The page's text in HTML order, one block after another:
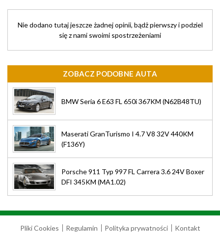
Nie dodano tutaj jeszcze żadnej opinii, bądż pierwszy i podziel
się z nami swoimi spostrzeżeniami
ZOBACZ PODOBNE AUTA
BMW Seria 6 E63 FL 650i 367KM (N62B48TU)
Maserati GranTurismo I 4.7 V8 32V 440KM
(F136Y)
Porsche 911 Typ 997 FL Carrera 3.6 24V Boxer
DFI 345KM (MA1.02)
Pliki Cookies Regulamin Polityka prywatności
Kontakt